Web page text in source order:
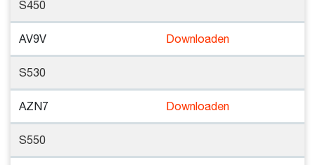
S450
AV9V Downloaden
S530
AZN7 Downloaden
S550